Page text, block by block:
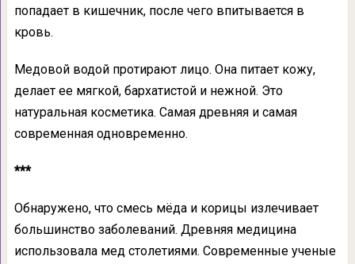
попадает в кишечник, после чего впитывается в
кровь.
Медовой водой протирают лицо. Она питает кожу,
делает ее мягкой, бархатистой и нежной. Это
натуральная косметика. Самая древняя и самая
современная одновременно.
***
Обнаружено, что смесь мёда и корицы излечивает
большинство заболеваний. Древняя медицина
использовала мед столетиями. Современные ученые